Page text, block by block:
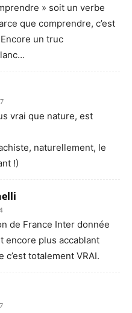
» soit un verbe
que comprendre, c’est
un truc
vrai que nature, est
naturellement, le
!)
de France Inter donnée
encore plus accablant
c’est totalement VRAI.